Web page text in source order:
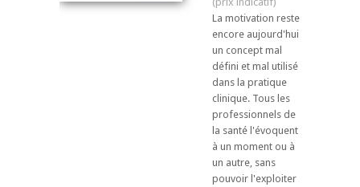
La motivation reste
encore aujourd'hui
un concept mal
défini et mal utilisé
dans la pratique
clinique. Tous les
professionnels de
la santé l'évoquent
à un moment ou à
un autre, sans
pouvoir l'exploiter